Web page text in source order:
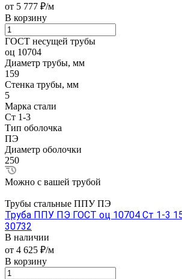
от 5 777 ₽/м
В корзину
ГОСТ несущей трубы
оц 10704
Диаметр трубы, мм
159
Стенка трубы, мм
5
Марка стали
Ст 1-3
Тип оболочка
ПЭ
Диаметр оболочки
250
Можно с вашей трубой
Трубы стальные ППУ ПЭ
Труба ППУ ПЭ ГОСТ оц 10704 Ст 1-3
30732
В наличии
от 4 625 ₽/м
В корзину